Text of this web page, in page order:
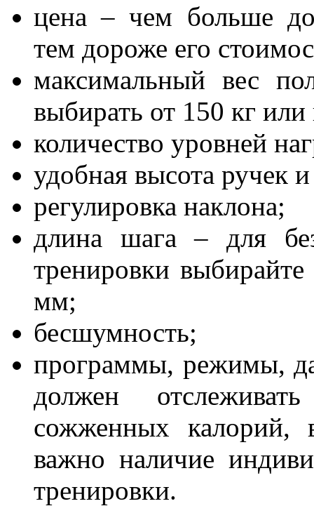
цена – чем больше
тем дороже его
максимальный вес
выбирать от 150 кг
количество уровней
удобная высота ручек
регулировка наклона;
длина шага – для
тренировки
мм;
бесшумность;
программы, режимы,
должен
сожженных калорий,
важно наличие
тренировки.